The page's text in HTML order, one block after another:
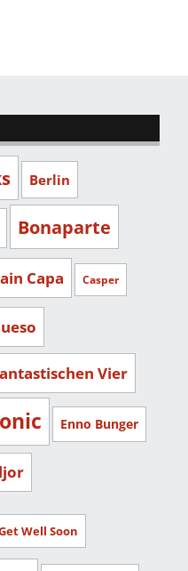
Berlin
Bonaparte
Capa Casper
Vier
Enno Bunger
Well Soon